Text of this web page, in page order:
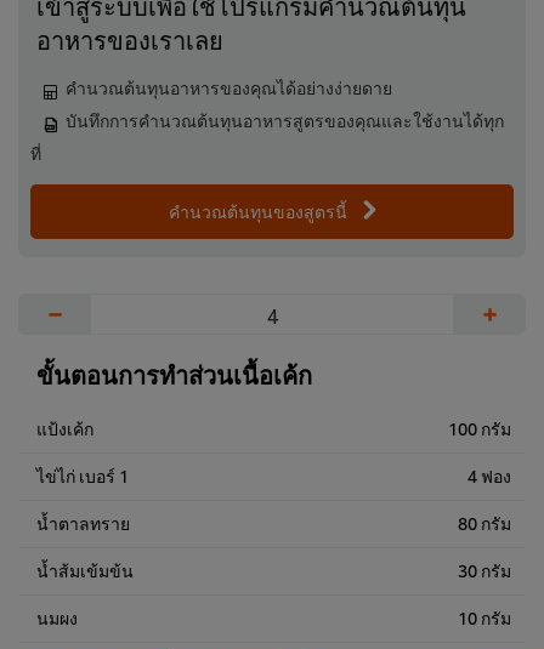
อาหารของเราเลย
คำนวณต้นทุนอาหารของคุณได้อย่างง่ายดาย
บันทึกการคำนวณต้นทุนอาหารสูตรของคุณและใช้งานได้ทุก
ที่
คำนวณต้นทุนของสูตรนี้
− +
ขั้นตอนการทำส่วนเนื้อเค้ก
แป้งเค้ก 100 กรัม
ไข่ไก่ เบอร์ 1 4 ฟอง
น้ำตาลทราย 80 กรัม
น้ำส้มเข้มข้น 30 กรัม
นมผง 10 กรัม